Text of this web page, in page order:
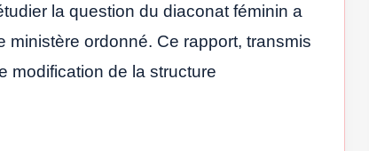
la question du diaconat féminin a
ministère ordonné. Ce rapport, transmis
modification de la structure